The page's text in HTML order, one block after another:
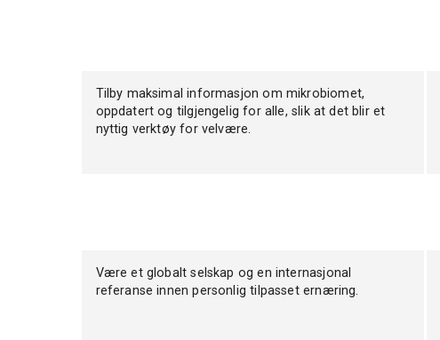
Tilby maksimal informasjon om mikrobiomet,
oppdatert og tilgjengelig for alle, slik at det blir et
nyttig verktøy for velvære.
Være et globalt selskap og en internasjonal
referanse innen personlig tilpasset ernæring.